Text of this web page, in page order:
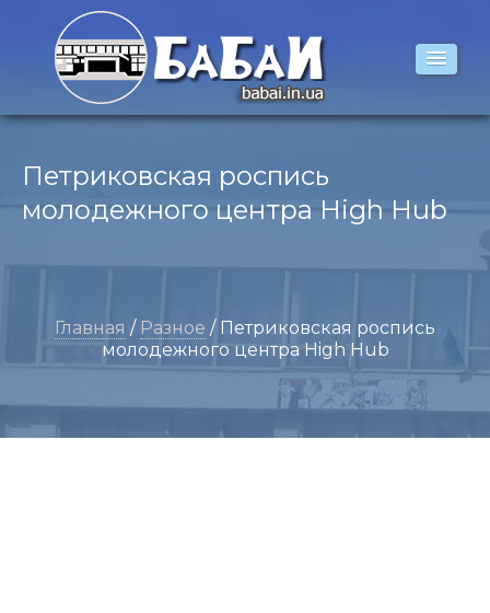
Петриковская роспись
молодежного центра High Hub
Главная / Разное / Петриковская роспись
молодежного центра High Hub